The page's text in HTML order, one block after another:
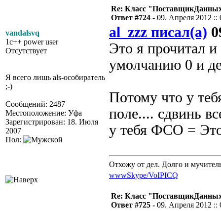
vandalsvq
1c++ power user
Отсутствует
Я всего лишь als-особиратель
;-)
Сообщений: 2487
Местоположение: Уфа
Зарегистрирован: 18. Июля
2007
Пол:
Re: Класс
Ответ #724 - 09. Апреля 2012 ::
al_zzz писал(а)
Это я прочитал
умолчанию 0 и
Потому что у
поле.... сдвинь
у тебя ФСО =
Отхожу от дел. Долго и
wwwSkype/VoIPICQ
Re: Класс
Ответ #725 - 09. Апреля 2012 ::